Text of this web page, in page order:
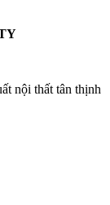
nội thất tân thịnh